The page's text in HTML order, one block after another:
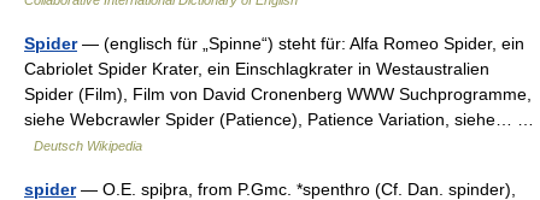
Spider— (englisch für „Spinne“) steht für: Alfa Romeo Spider, ein
Cabriolet Spider Krater, ein Einschlagkrater in Westaustralien
Spider (Film), Film von David Cronenberg WWW Suchprogramme,
siehe Webcrawler Spider (Patience), Patience Variation, siehe… …
Deutsch Wikipedia
spider— O.E. spiþra, from P.Gmc. *spenthro (Cf. Dan. spinder),